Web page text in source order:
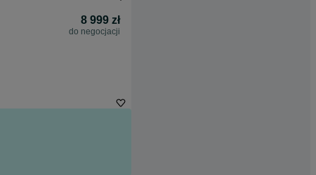
8 999 zł
do negocjacji